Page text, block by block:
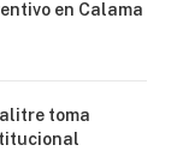
en Calama
toma